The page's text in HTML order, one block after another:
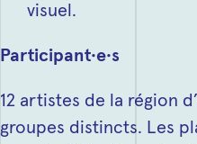
visuel.
Participant·e·s
12 artistes de la région
groupes distincts. Les